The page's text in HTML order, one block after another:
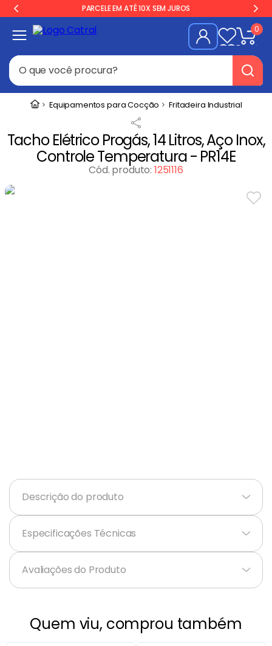
PARCELE EM ATÉ 10X SEM JUROS
0
O que você procura?
Equipamentos para Cocção Fritadeira Industrial
Tacho Elétrico Progás, 14 Litros, Aço Inox,
Controle Temperatura - PR14E
Cód. produto: 1251116
Descrição do produto +
Especificações Técnicas +
Avaliações do Produto
Quem viu, comprou também
Termos mais buscados
2º Freezer
Balança